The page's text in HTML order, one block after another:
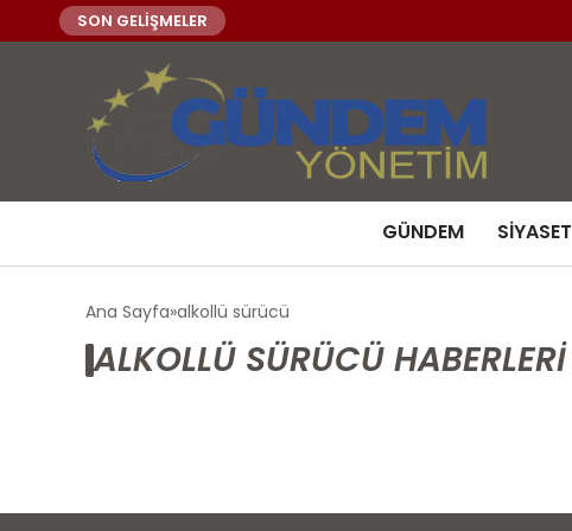
SON GELİŞMELER
GÜNDEM SIYASET
Ana Sayfa alkollü sürücü
ALKOLLÜ SÜRÜCÜ HABERLERI